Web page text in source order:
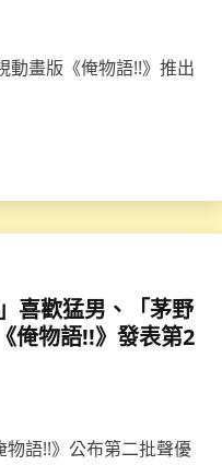
動畫版《俺物語!!》推出
喜歡猛男、「茅野
俺物語!!》發表第2
語!!》公布第二批聲優